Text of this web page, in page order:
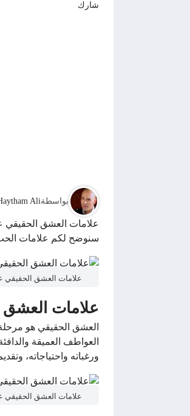
شارك
بواسطةAli
علامات العشق الحقيقي
سنوضح لكم علامات الحب
علامات العشق الحقيقي
علامات العشق
العشق الحقيقي هو
العواطف العميقة
ورغباته واحتياجاته،
علامات العشق الحقيقي